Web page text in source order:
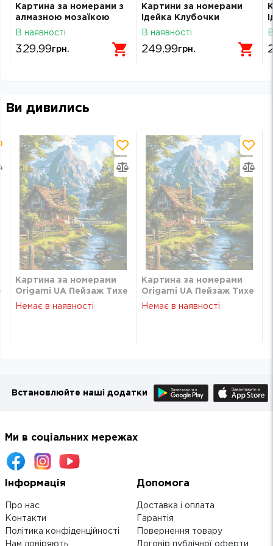
Картина за номерами з
алмазною мозаїкою
Santi Майнкрафт Стів та
В наявності
329.99грн.
Картини за номерами
Ідейка Клубочки
30х30см 6721
В наявності
249.99грн.
Ви дивились
Картина за номерами
Origami UA Пейзаж Тихе
гірське життя 40х50 см
Немає в наявності
Картина за номерами
Origami UA Пейзаж Тихе
гірське життя 40х50 см
Немає в наявності
Встановлюйте наші додатки
Ми в соціальних мережах
Інформація
Про нас
Контакти
Політика конфіденційності
Нам довіряють
Допомога
Доставка і оплата
Гарантія
Повернення товару
Договір публічної оферти